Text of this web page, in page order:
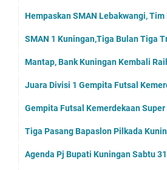
Hempaskan SMAN Lebakwangi,
SMAN 1 Kuningan,Tiga Bulan Tiga
Mantap, Bank Kuningan Kembali
Juara Divisi 1 Gempita Futsal
Gempita Futsal Kemerdekaan Super
Tiga Pasang Bapaslon Pilkada
Agenda Pj Bupati Kuningan Sabtu